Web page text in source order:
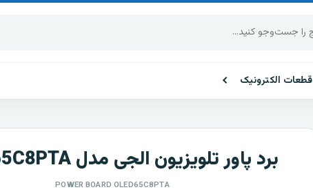
قطعات الکترونیک
برد پاور تلویزیون الجی مدل OLED65C8PTA
POWER BOARD OLED65C8PTA